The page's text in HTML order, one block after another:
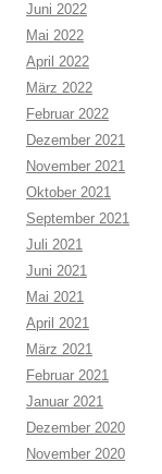
Juni 2022
Mai 2022
April 2022
März 2022
Februar 2022
Dezember 2021
November 2021
Oktober 2021
September 2021
Juli 2021
Juni 2021
Mai 2021
April 2021
März 2021
Februar 2021
Januar 2021
Dezember 2020
November 2020